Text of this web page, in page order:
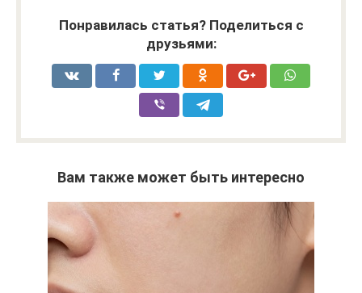
Понравилась статья? Поделиться с
друзьями:
Вам также может быть интересно